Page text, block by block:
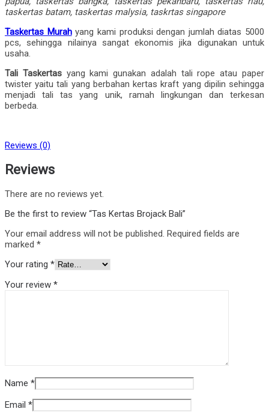
taskertas batam, taskertas malysia, taskrtas singapore
Taskertas Murah yang kami produksi dengan jumlah diatas 5000
pcs, sehingga nilainya sangat ekonomis jika digunakan untuk
usaha.
Tali Taskertasyang kami gunakan adalah tali rope atau paper
twister yaitu tali yang berbahan kertas kraft yang dipilin sehingga
menjadi tali tas yang unik, ramah lingkungan dan terkesan
berbeda.
Reviews (0)
Reviews
There are no reviews yet.
Be the first to review “Tas Kertas Brojack Bali”
Your email address will not be published. Required fields are
marked *
Your rating *
Your review *
Name *
Email *